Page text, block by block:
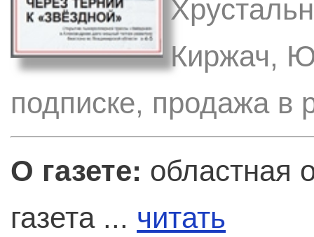
Киржач,
подписке, продажа в
О газете: областная
газета ... читать